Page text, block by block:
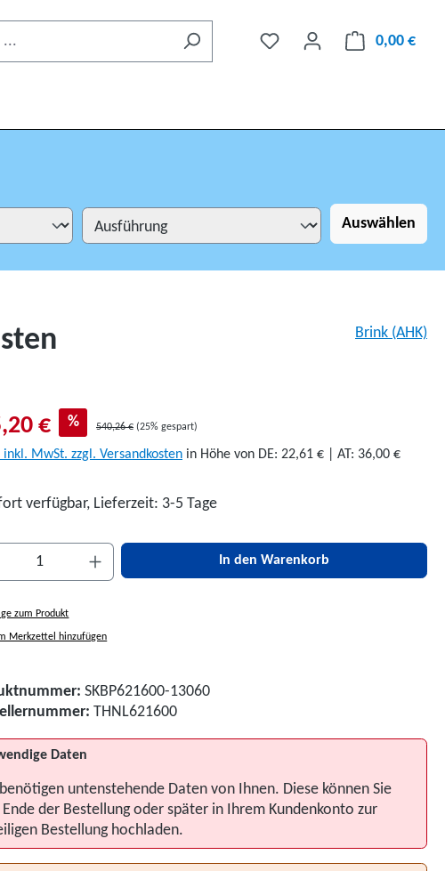
0,00 €
Auswählen
Brink (AHK)
€ % 540,26 € (25% gespart)
inkl. MwSt. zzgl. Versandkosten in Höhe von DE: 22,61 € | AT: 36,00 €
verfügbar, Lieferzeit: 3-5 Tage
Anzahl: Gib den gewünschten Wert ein oder
In den Warenkorb
zum Produkt
Merkzettel hinzufügen
SKBP621600-13060
THNL621600
Daten
untenstehende Daten von Ihnen. Diese können Sie
Ende der Bestellung oder später in Ihrem Kundenkonto zur
Bestellung hochladen.